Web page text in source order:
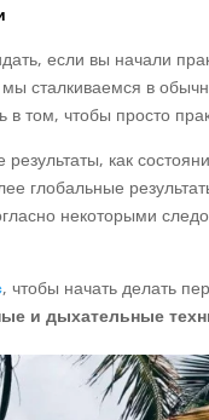
если вы начали
сталкиваемся в
в том, чтобы просто
результаты, как
глобальные
некоторыми
, чтобы начать делать
и дыхательные